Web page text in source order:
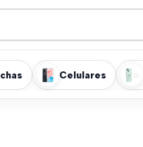
Celulares